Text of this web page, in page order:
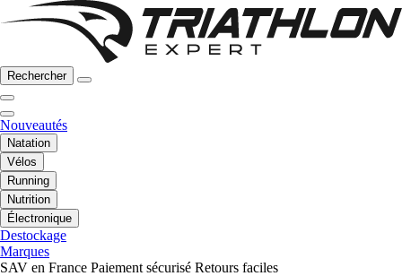
Rechercher
Nouveautés
Natation
Vélos
Running
Nutrition
Électronique
Destockage
Marques
SAV en France Paiement sécurisé Retours faciles